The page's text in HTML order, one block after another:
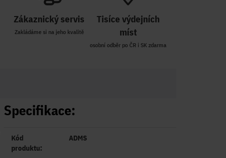
Zákaznický servis
Zakládáme si na jeho kvalitě
Tisíce výdejních
míst
osobní odběr po ČR i SK zdarma
Specifikace:
Kód
produktu:
ADMS